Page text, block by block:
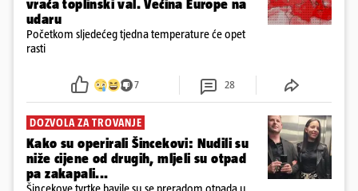
vraća toplinski val. Većina Europe na
udaru
Početkom sljedećeg tjedna temperature će opet
rasti
7 28
DOZVOLA ZA TROVANJE
Kako su operirali Šincekovi: Nudili su
niže cijene od drugih, mljeli su otpad
pa zakapali...
Šincekove tvrtke bavile su se preradom otpada u